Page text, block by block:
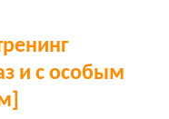
и с особым